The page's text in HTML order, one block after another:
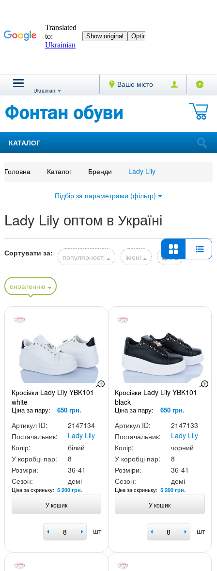
Ваше місто
Ukrainian ▼
КАТАЛОГ
Головна Каталог Бренди Lady Lily
Підбір за параметрами (фільтр)
Lady Lily оптом в Україні
Сортувати за: популярності імені ціні
оновленню
Кросівки Lady Lily YBK101
white
Ціна за пару: 650 грн.
Артикул ID:
2147134
Постачальник:
Lady Lily
Колір:
білий
У коробці пар:
8
Розміри:
36-41
Сезон:
демі
Ціна за скриньку: 5 200 грн.
У кошик
шт
Кросівки Lady Lily YBK101
black
Ціна за пару: 650 грн.
Артикул ID:
2147133
Постачальник:
Lady Lily
Колір:
чорний
У коробці пар:
8
Розміри:
36-41
Сезон:
демі
Ціна за скриньку:5 200 грн.
У кошик
шт